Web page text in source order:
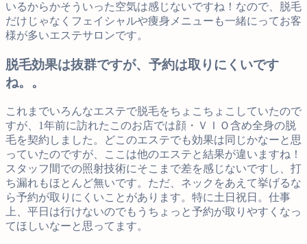
いるからかそういった空気は感じないですね！なので、脱毛
だけじゃなくフェイシャルや痩身メニューも一緒にってお客
様が多いエステサロンです。
脱毛効果は抜群ですが、予約は取りにくいです
ね。。
これまでいろんなエステで脱毛をちょこちょこしていたので
すが、1年前に訪れたこのお店では顔・ＶＩＯ含め全身の脱
毛を契約しました。どこのエステでも効果は同じかなーと思
っていたのですが、ここは他のエステと結果が違いますね！
スタッフ間での照射技術にそこまで差を感じないですし、打
ち漏れもほとんど無いです。ただ、ネックをあえて挙げるな
ら予約が取りにくいことがあります。特に土日祝日。仕事
上、平日は行けないのでもうちょっと予約が取りやすくなっ
てほしいなーと思ってます。